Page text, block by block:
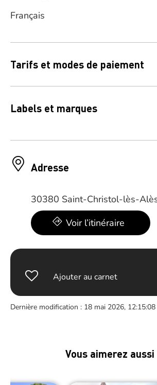
Français
Tarifs et modes de paiement
Labels et marques
Adresse
30380 Saint-Christol-lès-
Voir l’itinéraire
Ajouter au carnet
Dernière modification : 18 mai 2026, 12:15:08
Vous aimerez